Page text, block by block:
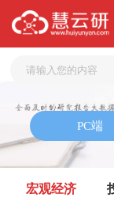
宏观经济